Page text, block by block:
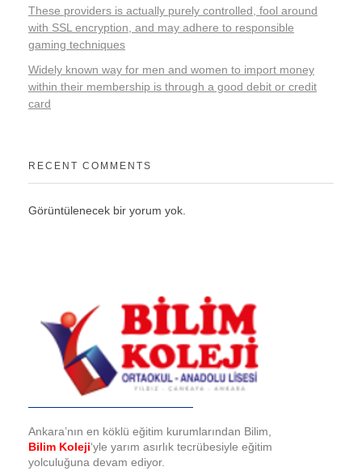
These providers is actually purely controlled, fool around
with SSL encryption, and may adhere to responsible
gaming techniques
Widely known way for men and women to import money
within their membership is through a good debit or credit
card
RECENT COMMENTS
Görüntülenecek bir yorum yok.
Bilim Koleji
Ankara’nın en köklü eğitim kurumlarından Bilim,
Bilim Koleji‘yle yarım asırlık tecrübesiyle eğitim
yolculuğuna devam ediyor.